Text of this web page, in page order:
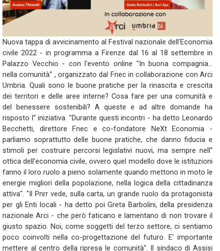
Nuova tappa di avvicinamento al Festival nazionale dell'Economia
civile 2022 - in programma a Firenze dal 16 al 18 settembre in
Palazzo Vecchio - con l'evento online ''In buona compagnia…
nella comunità'' , organizzato dal Fnec in collaborazione con Arci
Umbria. Quali sono le buone pratiche per la rinascita e crescita
dei territori e delle aree interne? Cosa fare per una comunità e
del benessere sostenibili? A queste e ad altre domande ha
risposto l'' iniziativa. "Durante questi incontri - ha detto Leonardo
Becchetti, direttore Fnec e co-fondatore NeXt Economia -
parliamo soprattutto delle buone pratiche, che danno fiducia e
stimoli per costruire percorsi legislativi nuovi, ma sempre nell''
ottica dell'economia civile, ovvero quel modello dove le istituzioni
fanno il loro ruolo a pieno solamente quando mettono in moto le
energie migliori della popolazione, nella logica della cittadinanza
attiva". "Il Pnrr vede, sulla carta, un grande ruolo da protagonista
per gli Enti locali - ha detto poi Greta Barbolini, della presidenza
nazionale Arci - che però faticano e lamentano di non trovare il
giusto spazio. Noi, come soggetti del terzo settore, ci sentiamo
poco coinvolti nella co-progettazione del futuro. E' importante
mettere al centro della ripresa le comunità". Il sindaco di Assisi